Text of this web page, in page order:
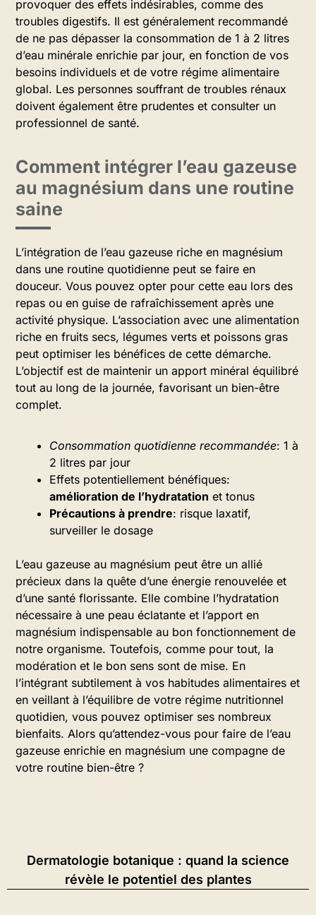
provoquer des effets indésirables, comme des
troubles digestifs. Il est généralement recommandé
de ne pas dépasser la consommation de 1 à 2 litres
d’eau minérale enrichie par jour, en fonction de vos
besoins individuels et de votre régime alimentaire
global. Les personnes souffrant de troubles rénaux
doivent également être prudentes et consulter un
professionnel de santé.
Comment intégrer l’eau gazeuse
au magnésium dans une routine
saine
L’intégration de l’eau gazeuse riche en magnésium
dans une routine quotidienne peut se faire en
douceur. Vous pouvez opter pour cette eau lors des
repas ou en guise de rafraîchissement après une
activité physique. L’association avec une alimentation
riche en fruits secs, légumes verts et poissons gras
peut optimiser les bénéfices de cette démarche.
L’objectif est de maintenir un apport minéral équilibré
tout au long de la journée, favorisant un bien-être
complet.
Consommation quotidienne recommandée: 1 à
2 litres par jour
Effets potentiellement bénéfiques:
amélioration de l’hydratation et tonus
Précautions à prendre: risque laxatif,
surveiller le dosage
L’eau gazeuse au magnésium peut être un allié
précieux dans la quête d’une énergie renouvelée et
d’une santé florissante. Elle combine l’hydratation
nécessaire à une peau éclatante et l’apport en
magnésium indispensable au bon fonctionnement de
notre organisme. Toutefois, comme pour tout, la
modération et le bon sens sont de mise. En
l’intégrant subtilement à vos habitudes alimentaires et
en veillant à l’équilibre de votre régime nutritionnel
quotidien, vous pouvez optimiser ses nombreux
bienfaits. Alors qu’attendez-vous pour faire de l’eau
gazeuse enrichie en magnésium une compagne de
votre routine bien-être ?
Dermatologie botanique : quand la science
révèle le potentiel des plantes